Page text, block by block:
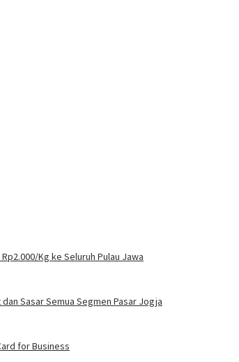
Kg ke Seluruh Pulau Jawa
Sasar Semua Segmen Pasar Jogja
for Business